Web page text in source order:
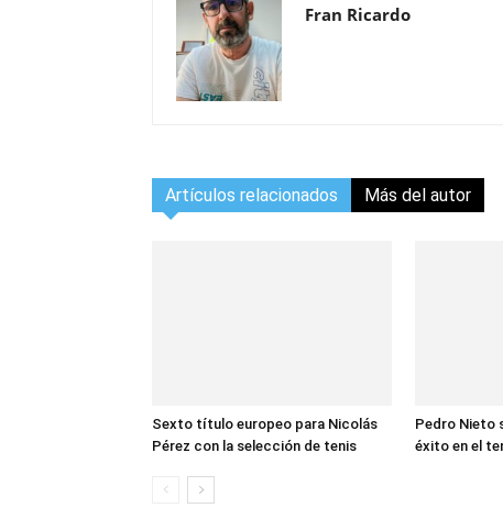
Fran Ricardo
Artículos relacionados Más del autor
Sexto título europeo para Nicolás
Pérez con la selección de tenis
Pedro Nieto
éxito en el